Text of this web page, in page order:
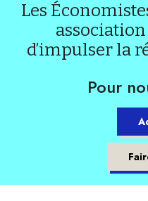
Les
d’impulser la
Pour